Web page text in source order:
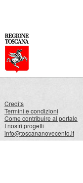
Credits
Termini e condizioni
Come contribuire al portale
I nostri progetti
info@toscananovecento.it